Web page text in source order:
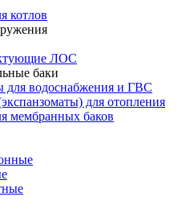
котлов
ЛОС
баки
для водоснабжения и ГВС
для отопления
мембранных баков